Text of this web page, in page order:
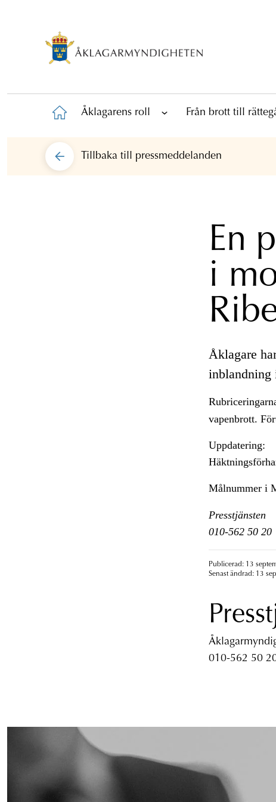
Åklagarens roll Från brott till
Tillbaka till pressmeddelanden
En
i
Åklagare
inblandning
vapenbrott.
Uppdatering:
Målnummer i
Presstjänsten
010-562 50 20
Publicerad: 13
Senast ändrad: 13
010-562 50